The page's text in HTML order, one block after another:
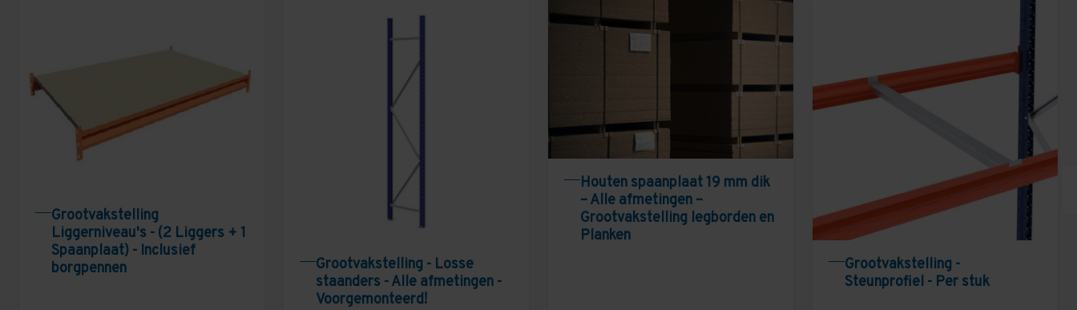
Grootvakstelling
Liggerniveau's - (2 Liggers + 1
Spaanplaat) - Inclusief
borgpennen
Grootvakstelling - Losse
staanders - Alle afmetingen -
Voorgemonteerd!
Houten spaanplaat 19 mm dik
– Alle afmetingen –
Grootvakstelling legborden en
Planken
Grootvakstelling -
Steunprofiel - Per stuk